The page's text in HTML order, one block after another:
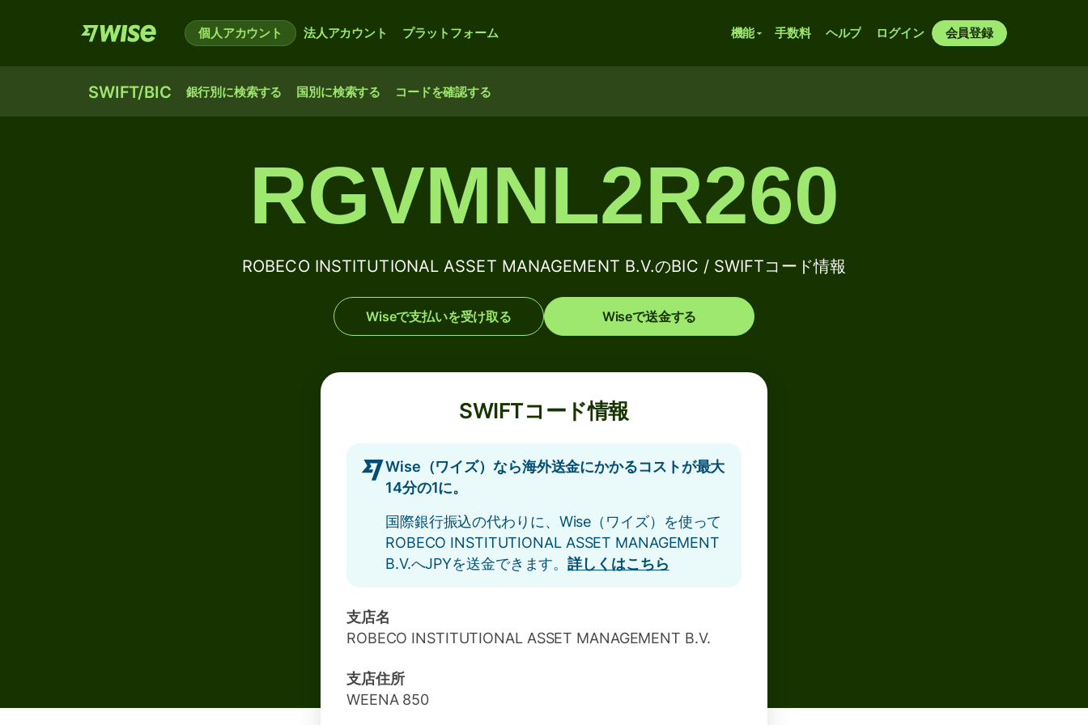
個人アカウント 法人アカウント プラットフォーム 機能 手数料 ヘルプ ログイン 会員登録
SWIFT/BIC 銀行別に検索する 国別に検索する コードを確認する
RGVMNL2R260
ROBECO INSTITUTIONAL ASSET MANAGEMENT B.V.のBIC / SWIFTコード情報
Wiseで支払いを受け取る Wiseで送金する
SWIFTコード情報
Wise（ワイズ）なら海外送金にかかるコストが最大
14分の1に。
国際銀行振込の代わりに、Wise（ワイズ）を使って
ROBECO INSTITUTIONAL ASSET MANAGEMENT
B.V.へJPYを送金できます。詳しくはこちら
支店名
ROBECO INSTITUTIONAL ASSET MANAGEMENT B.V.
支店住所
WEENA 850